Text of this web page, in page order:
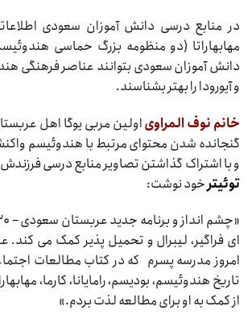
در منابع درسی دانش آموزان سعودی اطلاعاتی
مهابهاراتا (دو منظومه بزرگ حماسی
دانش آموزان سعودی بتوانند عناصر فرهنگی
و آیورودا را بهتر بشناسند.
خانم نوف المراویاولین مربی یوگا اهل
گنجانده شدن محتوای مرتبط با هندوئیسم
و با اشتراک گذاشتن تصاویر منابع درسی
توئیترخود نوشت:
ای فراگیر، لیبرال و تحمیل پذیر کمک می
امروز مدرسه پسرم که در کتاب مطالعات
تاریخ هندوئیسم، بودیسم، رامایانا، کارما،
از کمک به او برای مطالعه لذت بردم.»